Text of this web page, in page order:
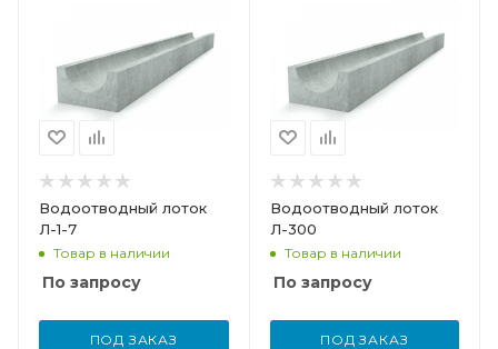
Водоотводный лоток
Л-1-7
Товар в наличии
По запросу
ПОД ЗАКАЗ
Водоотводный лоток
Л-300
Товар в наличии
По запросу
ПОД ЗАКАЗ